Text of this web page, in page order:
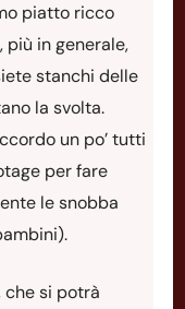
piatto ricco
in generale,
stanchi delle
la svolta.
un po’ tutti
per fare
le snobba
che si potrà